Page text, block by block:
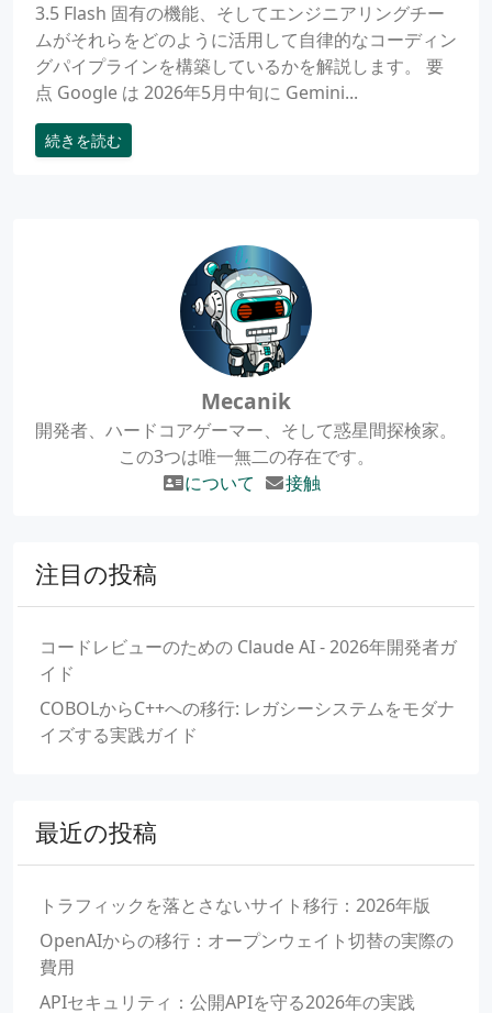
3.5 Flash 固有の機能、そしてエンジニアリングチー
ムがそれらをどのように活用して自律的なコーディン
グパイプラインを構築しているかを解説します。 要
点 Google は 2026年5月中旬に Gemini...
続きを読む
Mecanik
開発者、ハードコアゲーマー、そして惑星間探検家。
この3つは唯一無二の存在です。
について
接触
注目の投稿
コードレビューのための Claude AI - 2026年開発者ガ
イド
COBOLからC++への移行: レガシーシステムをモダナ
イズする実践ガイド
最近の投稿
トラフィックを落とさないサイト移行：2026年版
OpenAIからの移行：オープンウェイト切替の実際の
費用
APIセキュリティ：公開APIを守る2026年の実践